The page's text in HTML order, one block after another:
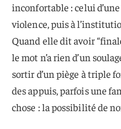
inconfortable : celui
violence, puis à
Quand elle dit avoir
le mot n’a rien d’un
sortir d’un piège à triple
des appuis, parfois une
chose : la possibilité de